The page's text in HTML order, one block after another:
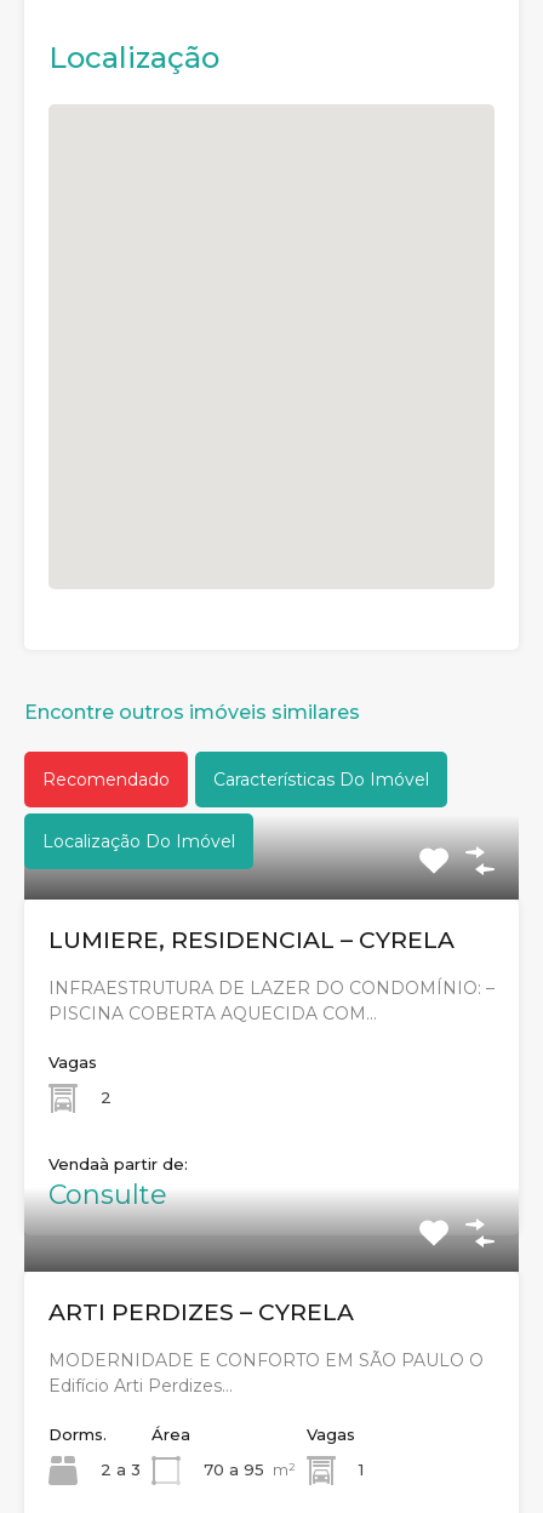
Localização
Encontre outros imóveis similares
Recomendado Características Do Imóvel
Localização Do Imóvel
LUMIERE, RESIDENCIAL – CYRELA
INFRAESTRUTURA DE LAZER DO CONDOMÍNIO: –
PISCINA COBERTA AQUECIDA COM…
Vagas
2
Venda
Consulte
ARTI PERDIZES – CYRELA
MODERNIDADE E CONFORTO EM SÃO PAULO O
Edifício Arti Perdizes…
Dorms.
2 a 3
Área
70 a 95 m²
Vagas
1